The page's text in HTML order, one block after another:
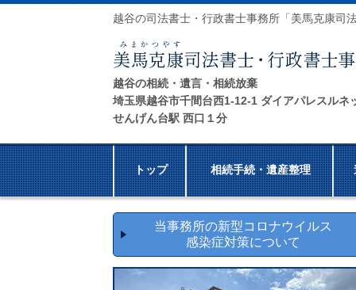
越谷の司法書士・行政書士事務所「美馬克康司
越谷の相続・遺言・相続放棄
埼玉県越谷市千間台西1-12-1 ダイアパレスルネ
せんげん台駅 西口１分
トップ 相続手続・遺産整理
当事務所の新型コロナウイルス
感染症対策について